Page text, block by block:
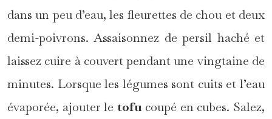
dans un peu d’eau, les fleurettes de chou et deux
demi-poivrons. Assaisonnez de persil haché et
laissez cuire à couvert pendant une vingtaine de
minutes. Lorsque les légumes sont cuits et l’eau
évaporée, ajouter le tofucoupé en cubes. Salez,